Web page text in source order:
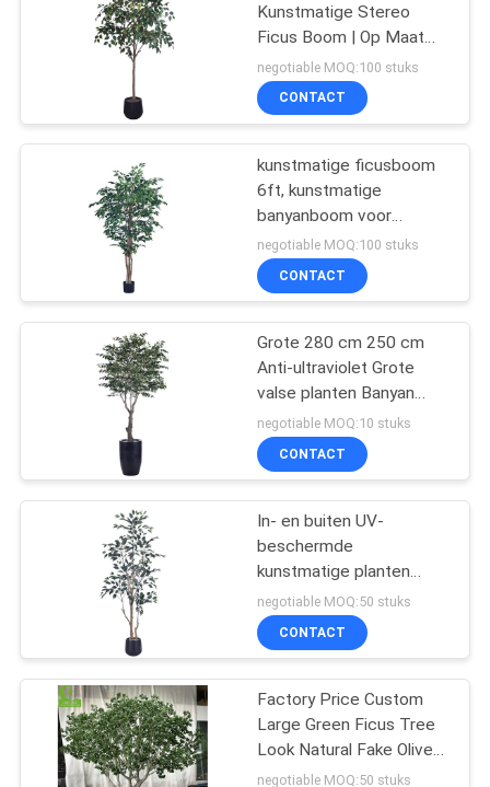
Kunstmatige
Ingemaakte
Vloerinstallaties
Het verticale Groen
maken
Echte Aanrakings
Kunstbloemen
Kunstmatige
Kunstmatige Stereo
Ficus Boom | Op Maat
Gemaakte
Vlamvertragende & UV-
Bestendige Nep Banyan
Uniforme Verpakking met
Zwarte Pot voor
Commerciële &
Wooninterieur Decoratie
negotiable MOQ:100 stuks
CONTACT
kunstmatige ficusboom
6ft, kunstmatige
banyanboom voor
decoratie
negotiable MOQ:100 stuks
CONTACT
Grote 280 cm 250 cm
Anti-ultraviolet Grote
valse planten Banyan
boom Bonsai plant
Plastic tuinvoorzieningen
voor de tuin
negotiable MOQ:10 stuks
CONTACT
In- en buiten UV-
beschermde
kunstmatige planten
Banyanboom High-
Fidelity PE Decorative
Art High-Low Leaves for
negotiable MOQ:50 stuks
CONTACT
Factory Price Custom
Large Green Ficus Tree
Look Natural Fake Olive
Tree Artificial Big Banyan
negotiable MOQ:50 stuks